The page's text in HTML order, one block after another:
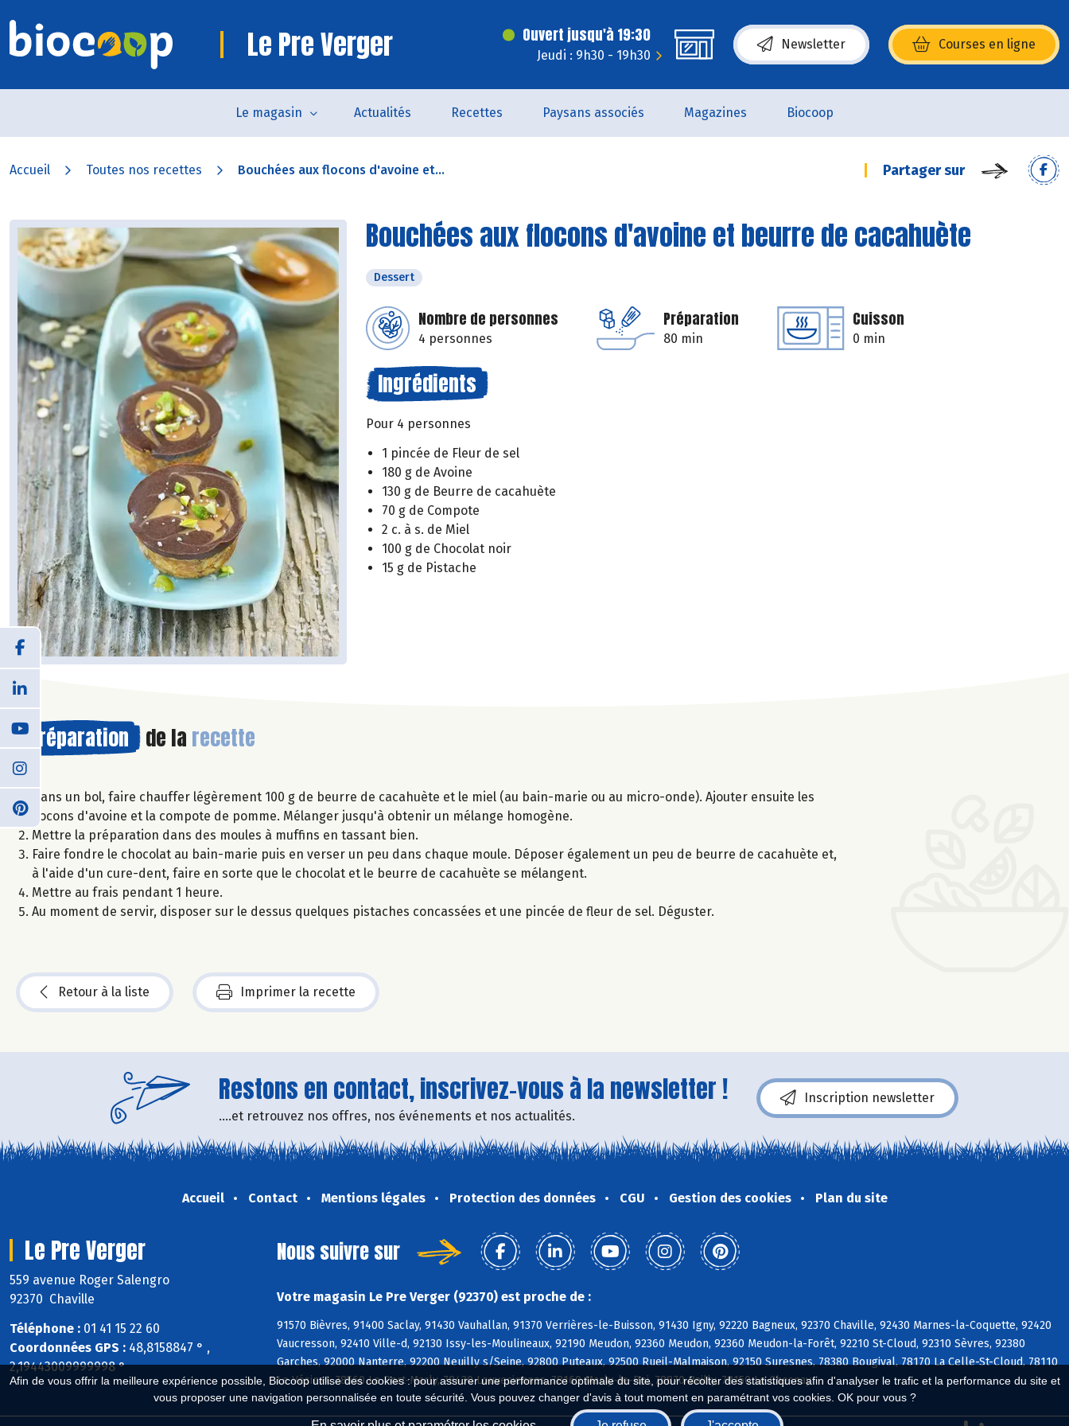
Afin de vous offrir la meilleure expérience possible, Biocoop utilise des cookies : pour assurer une performance optimale du site, pour récolter des statistiques afin d'analyser le trafic et la performance du site et
vous proposer une navigation personnalisée en toute sécurité. Vous pouvez changer d'avis à tout moment en paramétrant vos cookies. OK pour vous ?
Le Pre Verger Ouvert jusqu'à 19:30
Jeudi : 9h30 - 19h30
Newsletter Courses en ligne
(s’ouvre dans une nouvelle fenêtre)
Le magasin Actualités Recettes Paysans associés Magazines Biocoop
Accueil Toutes nos recettes Bouchées aux flocons d'avoine et... Partager sur
Bouchées aux flocons d'avoine et beurre de cacahuète
Dessert
Nombre de personnes
4 personnes
Préparation
80 min
Cuisson
0 min
Ingrédients
Pour 4 personnes
1 pincée de Fleur de sel
180 g de Avoine
130 g de Beurre de cacahuète
70 g de Compote
2 c. à s. de Miel
100 g de Chocolat noir
15 g de Pistache
Préparation de la recette
Dans un bol, faire chauffer légèrement 100 g de beurre de cacahuète et le miel (au bain-marie ou au micro-onde). Ajouter ensuite les
flocons d'avoine et la compote de pomme. Mélanger jusqu'à obtenir un mélange homogène.
Mettre la préparation dans des moules à muffins en tassant bien.
Faire fondre le chocolat au bain-marie puis en verser un peu dans chaque moule. Déposer également un peu de beurre de cacahuète et,
à l'aide d'un cure-dent, faire en sorte que le chocolat et le beurre de cacahuète se mélangent.
Mettre au frais pendant 1 heure.
Au moment de servir, disposer sur le dessus quelques pistaches concassées et une pincée de fleur de sel. Déguster.
Retour à la liste Imprimer la recette
Restons en contact, inscrivez-vous à la newsletter !
....et retrouvez nos offres, nos événements et nos actualités.
Inscription newsletter
Accueil Contact Mentions légales Protection des données CGU Gestion des cookies Plan du site
Le Pre Verger
559 avenue Roger Salengro
92370 Chaville
Téléphone : 01 41 15 22 60
Coordonnées GPS : 48,8158847 ° ,
2,19443009999998 °
Nous suivre sur
Votre magasin Le Pre Verger (92370) est proche de :
91570 Bièvres, 91400 Saclay, 91430 Vauhallan, 91370 Verrières-le-Buisson, 91430 Igny, 92220 Bagneux, 92370 Chaville, 92430 Marnes-la-Coquette, 92420
Vaucresson, 92410 Ville-d, 92130 Issy-les-Moulineaux, 92190 Meudon, 92360 Meudon, 92360 Meudon-la-Forêt, 92210 St-Cloud, 92310 Sèvres, 92380
Garches, 92000 Nanterre, 92200 Neuilly s/Seine, 92800 Puteaux, 92500 Rueil-Malmaison, 92150 Suresnes, 78380 Bougival, 78170 La Celle-St-Cloud, 78110
Le Vésinet, 78560 Le Port-Marly, 78430 Louveciennes, 78160 Marly-le-Roi, 78870 Bailly, 78150 Le Chesnay